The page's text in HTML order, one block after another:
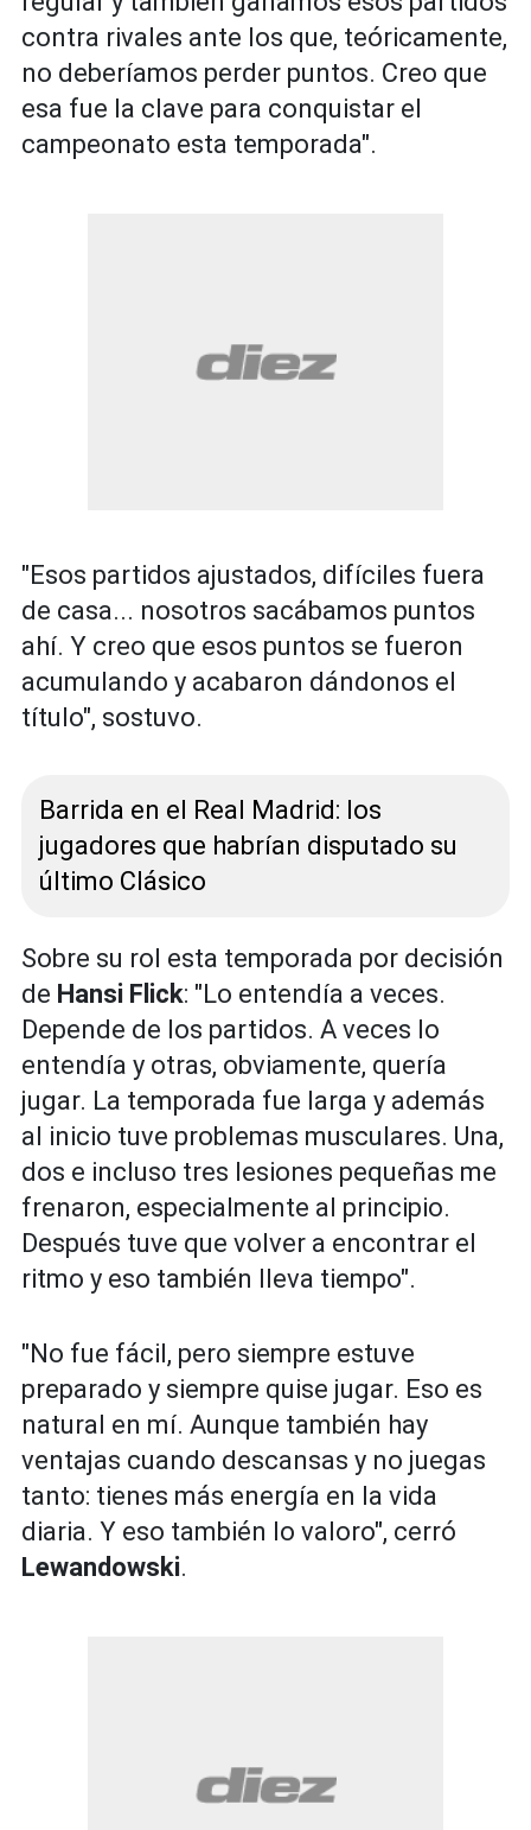
contra rivales ante los que, teóricamente,
no deberíamos perder puntos. Creo que
esa fue la clave para conquistar el
campeonato esta temporada".
"Esos partidos ajustados, difíciles fuera
de casa... nosotros sacábamos puntos
ahí. Y creo que esos puntos se fueron
acumulando y acabaron dándonos el
título", sostuvo.
Barrida en el Real Madrid: los
jugadores que habrían disputado su
último Clásico
Sobre su rol esta temporada por decisión
de Hansi Flick: "Lo entendía a veces.
Depende de los partidos. A veces lo
entendía y otras, obviamente, quería
jugar. La temporada fue larga y además
al inicio tuve problemas musculares. Una,
dos e incluso tres lesiones pequeñas me
frenaron, especialmente al principio.
Después tuve que volver a encontrar el
ritmo y eso también lleva tiempo".
"No fue fácil, pero siempre estuve
preparado y siempre quise jugar. Eso es
natural en mí. Aunque también hay
ventajas cuando descansas y no juegas
tanto: tienes más energía en la vida
diaria. Y eso también lo valoro", cerró
Lewandowski.